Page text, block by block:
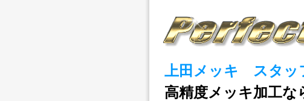
上田メッキ スタッ
高精度メッキ加工な